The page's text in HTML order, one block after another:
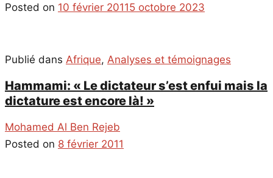
Posted on 10 février 20115 octobre 2023
Publié dans Afrique, Analyses et témoignages
Hammami: « Le dictateur s’est enfui mais la
dictature est encore là! »
Mohamed Al Ben Rejeb
Posted on 8 février 2011